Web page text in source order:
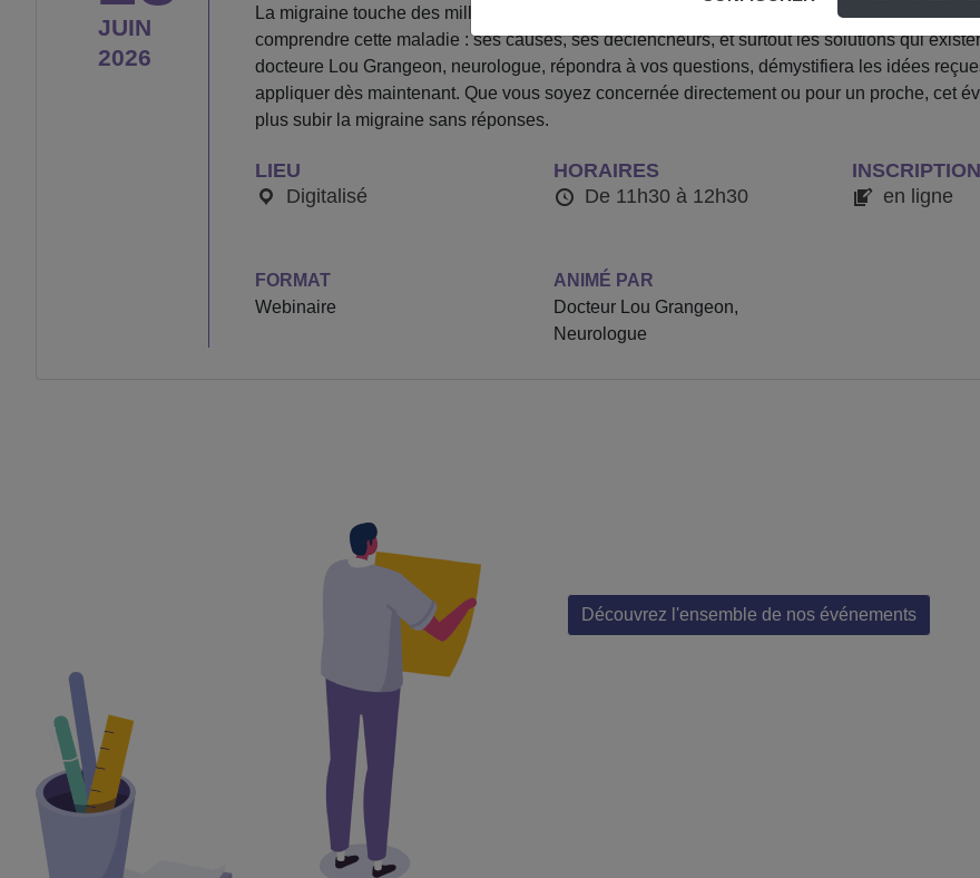
JUIN
2026
La migraine touche des millions de personnes, souvent en silence, et bien au-delà d’un
comprendre cette maladie : ses causes, ses déclencheurs, et surtout les solutions qui
docteure Lou Grangeon, neurologue, répondra à vos questions, démystifiera les idées
appliquer dès maintenant. Que vous soyez concernée directement ou pour un proche, cet
plus subir la migraine sans réponses.
LIEU
Digitalisé
HORAIRES
De 11h30 à 12h30
INSCRIPTION
en ligne
FORMAT
Webinaire
ANIMÉ PAR
Docteur Lou Grangeon,
Neurologue
Découvrez l'ensemble de nos événements